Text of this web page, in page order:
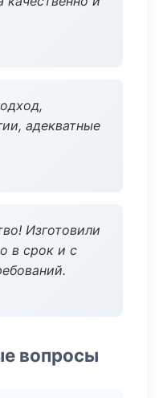
адекватные
Изготовили
в срок и с
вопросы